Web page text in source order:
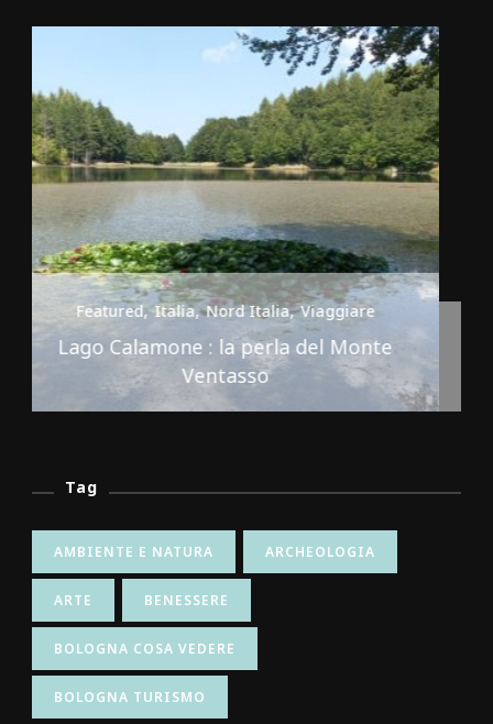
Featured Italia Nord Italia Viaggiare
Premilcuore e le sue cascate spettacolari
Tag
AMBIENTE E NATURA ARCHEOLOGIA
ARTE BENESSERE
BOLOGNA COSA VEDERE
BOLOGNA TURISMO